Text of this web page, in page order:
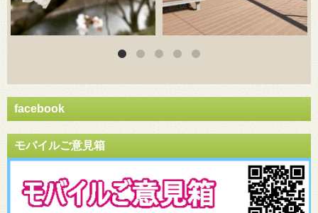
facebook
モバイルご意見箱